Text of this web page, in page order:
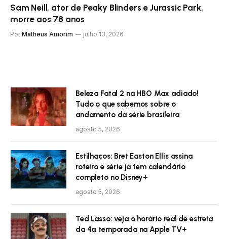
Sam Neill, ator de Peaky Blinders e Jurassic Park,
morre aos 78 anos
Por Matheus Amorim julho 13, 2026
Beleza Fatal 2 na HBO Max adiado!
Tudo o que sabemos sobre o
andamento da série brasileira
agosto 5, 2026
Estilhaços: Bret Easton Ellis assina
roteiro e série já tem calendário
completo no Disney+
agosto 5, 2026
Ted Lasso: veja o horário real de estreia
da 4ª temporada na Apple TV+